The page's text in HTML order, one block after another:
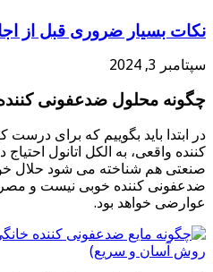
نکات بسیار ضروری قبل از
سپتامبر 3, 2024
چگونه محلول ضدعفونی
در ابتدا باید بگوییم که برای
کننده واقعی، به الکل اتانول احتیاج
صنعتی هم شناخته می شود حلال
ضدعفونی کننده خوبی نیست و
عوارضی خواهد بود.